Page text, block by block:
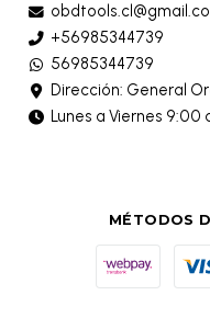
+56985344739
56985344739
Dirección: General
Lunes a Viernes 9:00
MÉTODOS